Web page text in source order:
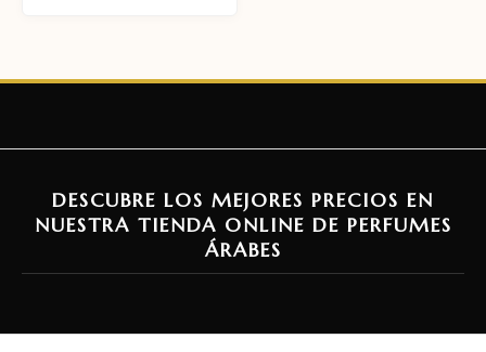
DESCUBRE LOS MEJORES PRECIOS EN
NUESTRA TIENDA ONLINE DE PERFUMES
ÁRABES